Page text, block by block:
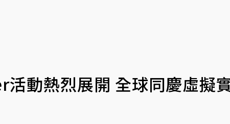
動熱烈展開 全球同慶虛擬